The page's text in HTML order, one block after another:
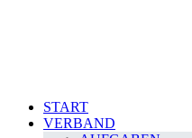
START
VERBAND